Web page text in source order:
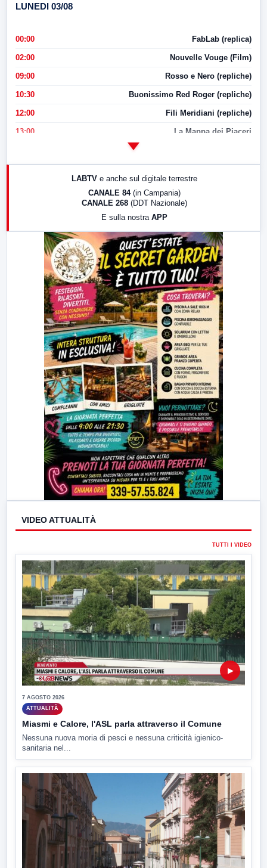
LUNEDI 03/08
00:00 FabLab (replica)
02:00 Nouvelle Vouge (Film)
09:00 Rosso e Nero (repliche)
10:30 Buonissimo Red Roger (repliche)
12:00 Fili Meridiani (repliche)
13:00 La Mappa dei Piaceri
17:00 LabNews (replica)
LabNews (replica)
LABTV e anche sul digitale terrestre
CANALE 84 (in Campania)
CANALE 268 (DDT Nazionale)
E sulla nostra APP
VIDEO ATTUALITÀ
TUTTI I VIDEO
▶
7 AGOSTO 2026
ATTUALITÀ
Miasmi e Calore, l'ASL parla attraverso il Comune
Nessuna nuova moria di pesci e nessuna criticità igienico-
sanitaria nel...